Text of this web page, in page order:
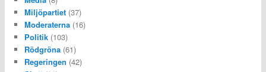
Miljöpartiet(37)
Moderaterna(16)
Politik(103)
Rödgröna(61)
Regeringen (42)